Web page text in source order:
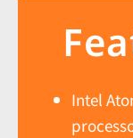
Intel